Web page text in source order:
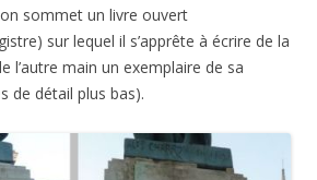
sommet un livre ouvert
sur lequel il s’apprête à écrire de la
l’autre main un exemplaire de sa
de détail plus bas).